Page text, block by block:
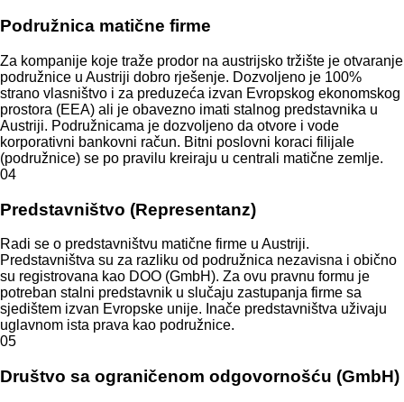
Podružnica matične firme
Za kompanije koje traže prodor na austrijsko tržište je otvaranje
podružnice u Austriji dobro rješenje. Dozvoljeno je 100%
strano vlasništvo i za preduzeća izvan Evropskog ekonomskog
prostora (EEA) ali je obavezno imati stalnog predstavnika u
Austriji. Podružnicama je dozvoljeno da otvore i vode
korporativni bankovni račun. Bitni poslovni koraci filijale
(podružnice) se po pravilu kreiraju u centrali matične zemlje.
04
Predstavništvo (Representanz)
Radi se o predstavništvu matične firme u Austriji.
Predstavništva su za razliku od podružnica nezavisna i obično
su registrovana kao DOO (GmbH). Za ovu pravnu formu je
potreban stalni predstavnik u slučaju zastupanja firme sa
sjedištem izvan Evropske unije. Inače predstavništva uživaju
uglavnom ista prava kao podružnice.
05
Društvo sa ograničenom odgovornošću (GmbH)